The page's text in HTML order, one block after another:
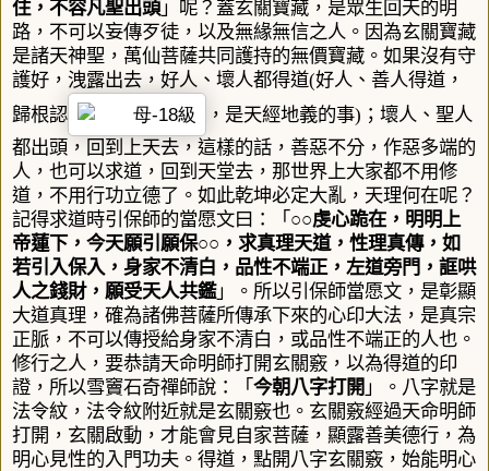
住， 不容凡聖出頭 」呢？蓋玄關寶藏，是眾生回天的明
路，不可以妄傳歹徒，以及無緣無信之人。因為玄關寶藏
是諸天神聖，萬仙菩薩共同護持的無價寶藏。如果沒有守
護好，洩露出去，好人、壞人都得道(好人、善人得道，
歸根認
，是天經地義的事) ；壞人、聖人
都出頭，回到上天去，這樣的話，善惡不分，作惡多端的
人，也可以求道，回到天堂去，那世界上大家都不用修
道，不用行功立德了。如此乾坤必定大亂，天理何在呢？
記得求道時引保師的當愿文曰：「 ○○虔心跪在，明明上
帝蓮下，今天願引願保○○，求真理天道，性理真傳，如
若引入保入，身家不清白，品性不端正，左道旁門，誆哄
人之錢財，願受天人共鑑」。所以引保師當愿文，是彰顯
大道真理，確為諸佛菩薩所傳承下來的心印大法，是真宗
正脈，不可以傳授給身家不清白，或品性不端正的人也。
修行之人，要恭請天命明師打開玄關竅，以為得道的印
證，所以雪竇石奇禪師說：「 今朝八字打開 」。八字就是
法令紋，法令紋附近就是玄關竅也。玄關竅經過天命明師
打開，玄關啟動，才能會見自家菩薩，顯露善美德行，為
明心見性的入門功夫。得道，點開八字玄關竅，始能明心